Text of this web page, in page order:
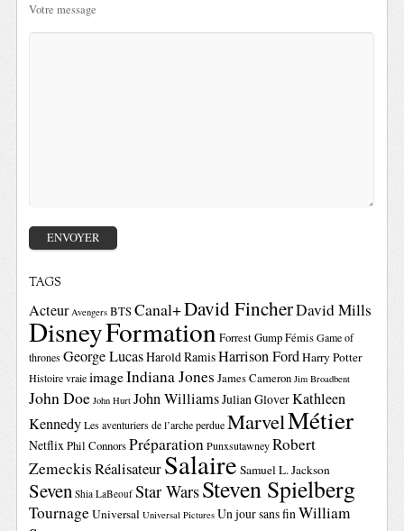
Votre message
TAGS
Acteur Avengers BTSCanal+David FincherDavid Mills
DisneyFormationForrest GumpFémis Game of
thrones George LucasHarold RamisHarrison FordHarry Potter
Histoire vraie imageIndiana Jones James Cameron Jim Broadbent
John Doe John Hurt John WilliamsJulian GloverKathleen
Kennedy Les aventuriers de l’arche perdue MarvelMétier
NetflixPhil ConnorsPréparation Punxsutawney Robert
ZemeckisRéalisateurSalaire Samuel L. Jackson
Seven Shia LaBeouf Star WarsSteven Spielberg
TournageUniversal Universal Pictures Un jour sans finWilliam